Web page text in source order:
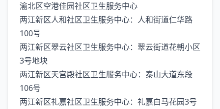
‌渝北区空港佳园社区卫生服务中心‌
‌两江新区人和社区卫生服务中心‌：人和街道仁华路
100号
‌两江新区翠云社区卫生服务中心‌：翠云街道花朝小区
3号地块
‌两江新区天宫殿社区卫生服务中心‌：泰山大道东段
106号
‌两江新区礼嘉社区卫生服务中心‌：礼嘉白马花园3号